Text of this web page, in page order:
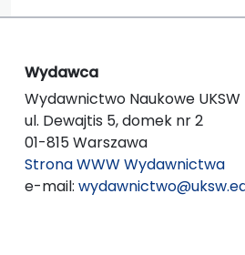
Wydawca
Wydawnictwo Naukowe UKSW
ul. Dewajtis 5, domek nr 2
01-815 Warszawa
Strona WWW Wydawnictwa
e-mail: